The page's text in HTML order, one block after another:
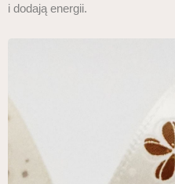
i dodają energii.